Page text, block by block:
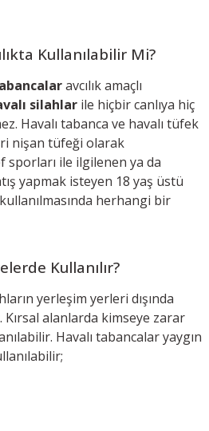
Kullanılabilir Mi?
avcılık amaçlı
silahlar ile hiçbir canlıya hiç
Havalı tabanca ve havalı tüfek
nişan tüfeği olarak
sporları ile ilgilenen ya da
yapmak isteyen 18 yaş üstü
herhangi bir
Kullanılır?
yerleşim yerleri dışında
Kırsal alanlarda kimseye zarar
Havalı tabancalar yaygın